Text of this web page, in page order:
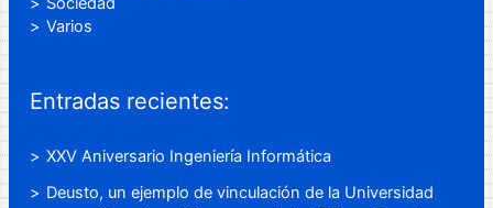
Varios
Entradas recientes:
XXV Aniversario Ingeniería Informática
Deusto, un ejemplo de vinculación de la Universidad